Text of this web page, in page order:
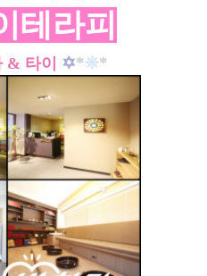
테라피
& 타이 ✡*❊*